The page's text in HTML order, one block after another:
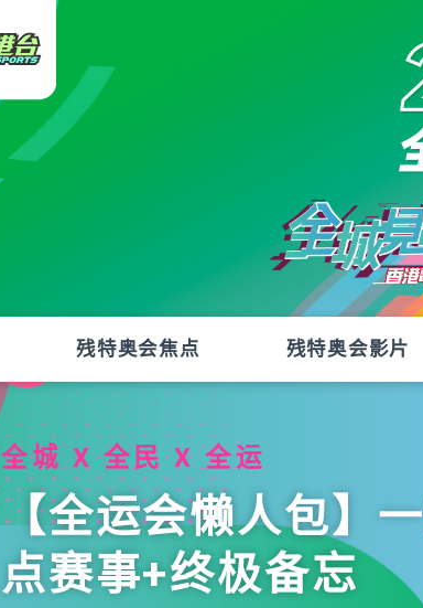
残特奥会焦点 残特奥会影片
全城 X 全民 X 全运
【全运会懒人包】
点赛事+终极备忘